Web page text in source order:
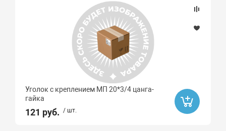
Уголок с креплением МП 20*3/4 цанга-
гайка
121 руб. / шт.